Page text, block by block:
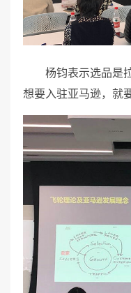
杨钧表示选品是拉
想要入驻亚马逊，就